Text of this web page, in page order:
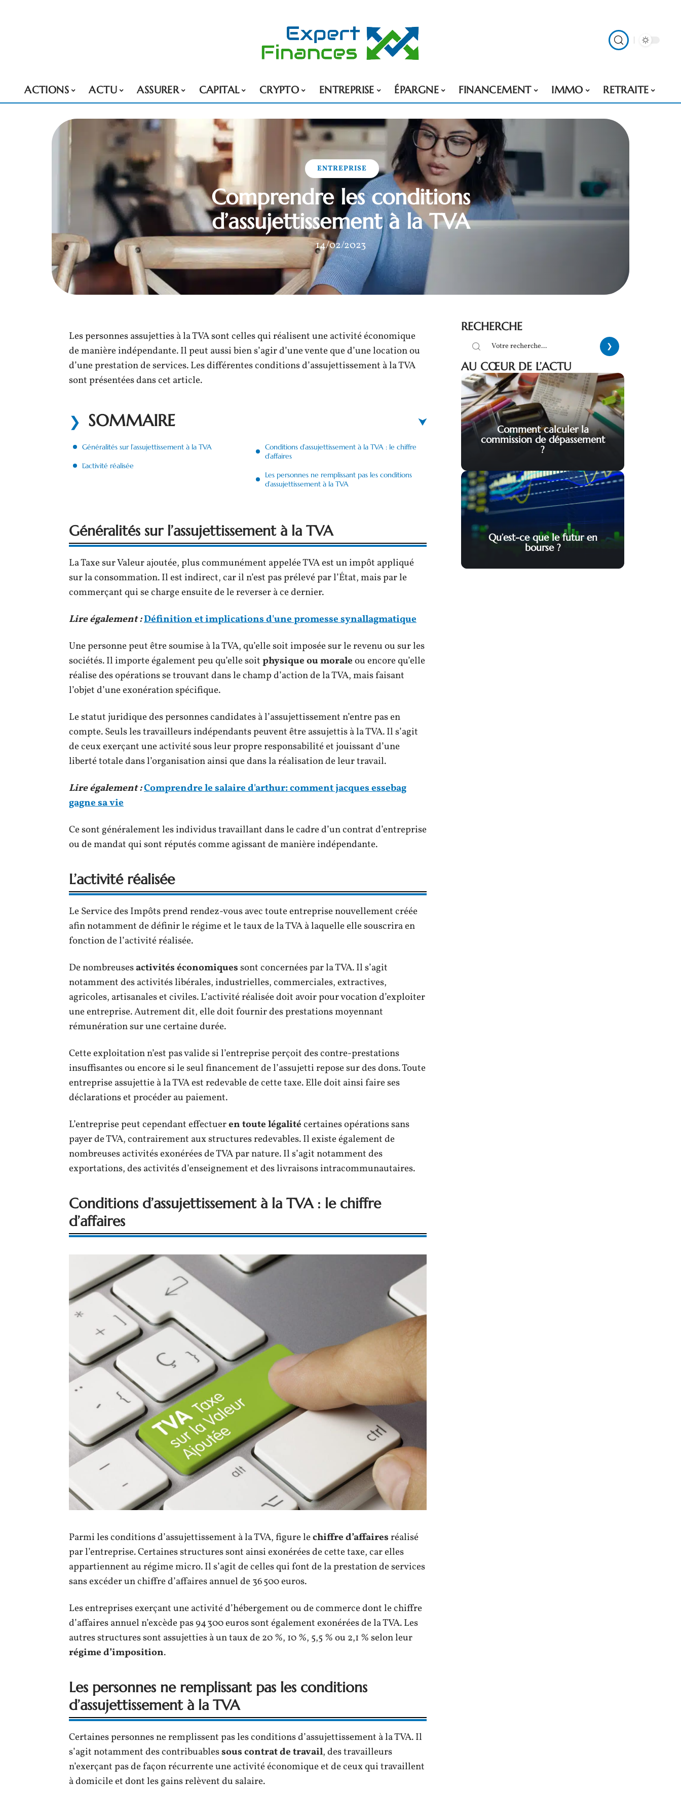
ACTIONS ACTU ASSURER CAPITAL CRYPTO ENTREPRISE ÉPARGNE FINANCEMENT IMMO RETRAITE
ENTREPRISE
Comprendre les conditions
d’assujettissement à la TVA
14/02/2023
Les personnes assujetties à la TVA sont celles qui réalisent une activité économique
de manière indépendante. Il peut aussi bien s’agir d’une vente que d’une location ou
d’une prestation de services. Les différentes conditions d’assujettissement à la TVA
sont présentées dans cet article.
SOMMAIRE
Généralités sur l’assujettissement à la TVA
L’activité réalisée
Conditions d’assujettissement à la TVA : le chiffre
d’affaires
Les personnes ne remplissant pas les conditions
d’assujettissement à la TVA
Généralités sur l’assujettissement à la TVA
La Taxe sur Valeur ajoutée, plus communément appelée TVA est un impôt appliqué
sur la consommation. Il est indirect, car il n’est pas prélevé par l’État, mais par le
commerçant qui se charge ensuite de le reverser à ce dernier.
Lire également :Définition et implications d'une promesse synallagmatique
Une personne peut être soumise à la TVA, qu’elle soit imposée sur le revenu ou sur les
sociétés. Il importe également peu qu’elle soitphysique ou moraleou encore qu’elle
réalise des opérations se trouvant dans le champ d’action de la TVA, mais faisant
l’objet d’une exonération spécifique.
Le statut juridique des personnes candidates à l’assujettissement n’entre pas en
compte. Seuls les travailleurs indépendants peuvent être assujettis à la TVA. Il s’agit
de ceux exerçant une activité sous leur propre responsabilité et jouissant d’une
liberté totale dans l’organisation ainsi que dans la réalisation de leur travail.
Lire également :Comprendre le salaire d'arthur: comment jacques essebag
gagne sa vie
Ce sont généralement les individus travaillant dans le cadre d’un contrat d’entreprise
ou de mandat qui sont réputés comme agissant de manière indépendante.
L’activité réalisée
Le Service des Impôts prend rendez-vous avec toute entreprise nouvellement créée
afin notamment de définir le régime et le taux de la TVA à laquelle elle souscrira en
fonction de l’activité réalisée.
De nombreusesactivités économiquessont concernées par la TVA. Il s’agit
notamment des activités libérales, industrielles, commerciales, extractives,
agricoles, artisanales et civiles. L’activité réalisée doit avoir pour vocation d’exploiter
une entreprise. Autrement dit, elle doit fournir des prestations moyennant
rémunération sur une certaine durée.
Cette exploitation n’est pas valide si l’entreprise perçoit des contre-prestations
insuffisantes ou encore si le seul financement de l’assujetti repose sur des dons. Toute
entreprise assujettie à la TVA est redevable de cette taxe. Elle doit ainsi faire ses
déclarations et procéder au paiement.
L’entreprise peut cependant effectueren toute légalitécertaines opérations sans
payer de TVA, contrairement aux structures redevables. Il existe également de
nombreuses activités exonérées de TVA par nature. Il s’agit notamment des
exportations, des activités d’enseignement et des livraisons intracommunautaires.
Conditions d’assujettissement à la TVA : le chiffre
d’affaires
Parmi les conditions d’assujettissement à la TVA, figure lechiffre d’affairesréalisé
par l’entreprise. Certaines structures sont ainsi exonérées de cette taxe, car elles
appartiennent au régime micro. Il s’agit de celles qui font de la prestation de services
sans excéder un chiffre d’affaires annuel de 36 500 euros.
Les entreprises exerçant une activité d’hébergement ou de commerce dont le chiffre
d’affaires annuel n’excède pas 94 300 euros sont également exonérées de la TVA. Les
autres structures sont assujetties à un taux de 20 %, 10 %, 5,5 % ou 2,1 % selon leur
régime d’imposition.
Les personnes ne remplissant pas les conditions
d’assujettissement à la TVA
Certaines personnes ne remplissent pas les conditions d’assujettissement à la TVA. Il
s’agit notamment des contribuablessous contrat de travail, des travailleurs
n’exerçant pas de façon récurrente une activité économique et de ceux qui travaillent
à domicile et dont les gains relèvent du salaire.
RECHERCHE
AU CŒUR DE L’ACTU
Comment calculer la
commission de dépassement
?
Qu’est-ce que le futur en
bourse ?